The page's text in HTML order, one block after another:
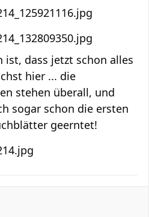
ist, dass jetzt schon alles
hier ... die
stehen überall, und
sogar schon die ersten
geerntet!